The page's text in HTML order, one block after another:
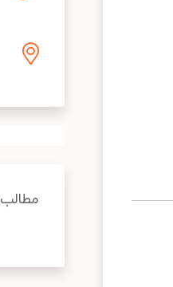
مطالب